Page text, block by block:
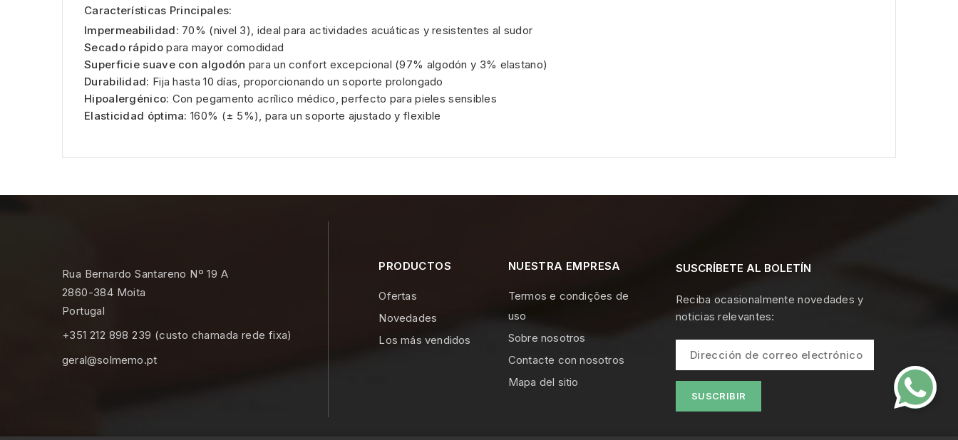
Características Principales:
Impermeabilidad: 70% (nivel 3), ideal para actividades acuáticas y resistentes al sudor
Secado rápidopara mayor comodidad
Superficie suave con algodón para un confort excepcional (97% algodón y 3% elastano)
Durabilidad: Fija hasta 10 días, proporcionando un soporte prolongado
Hipoalergénico: Con pegamento acrílico médico, perfecto para pieles sensibles
Elasticidad óptima: 160% (± 5%), para un soporte ajustado y flexible
Rua Bernardo Santareno Nº 19 A
2860-384 Moita
Portugal
+351 212 898 239 (custo chamada rede fixa)
geral@solmemo.pt
PRODUCTOS
Ofertas
Novedades
Los más vendidos
NUESTRA EMPRESA
Termos e condições de
uso
Sobre nosotros
Contacte con nosotros
Mapa del sitio
SUSCRÍBETE AL BOLETÍN
Reciba ocasionalmente novedades y
noticias relevantes: